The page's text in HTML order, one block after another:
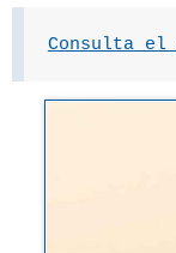
Consulta el